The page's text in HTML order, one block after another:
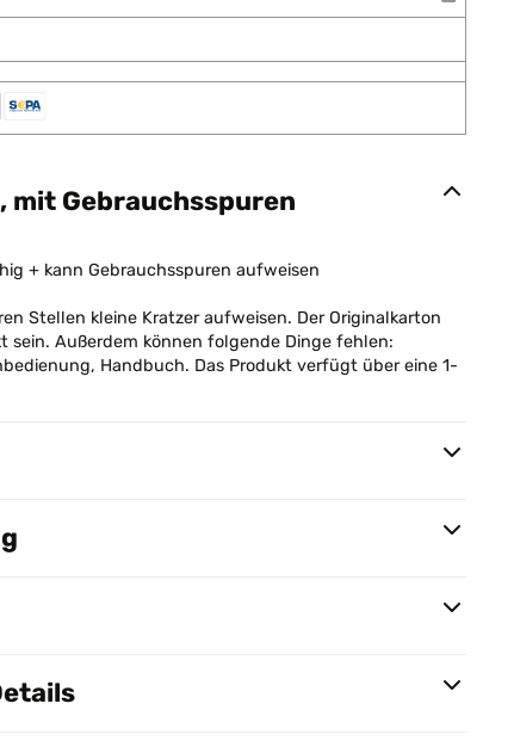
mit Gebrauchsspuren
+ kann Gebrauchsspuren aufweisen
Stellen kleine Kratzer aufweisen. Der Originalkarton
sein. Außerdem können folgende Dinge fehlen:
Handbuch. Das Produkt verfügt über eine 1-